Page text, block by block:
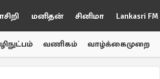
மனிதன் சினிமா Lankasri FM
வணிகம் வாழ்க்கைமுறை